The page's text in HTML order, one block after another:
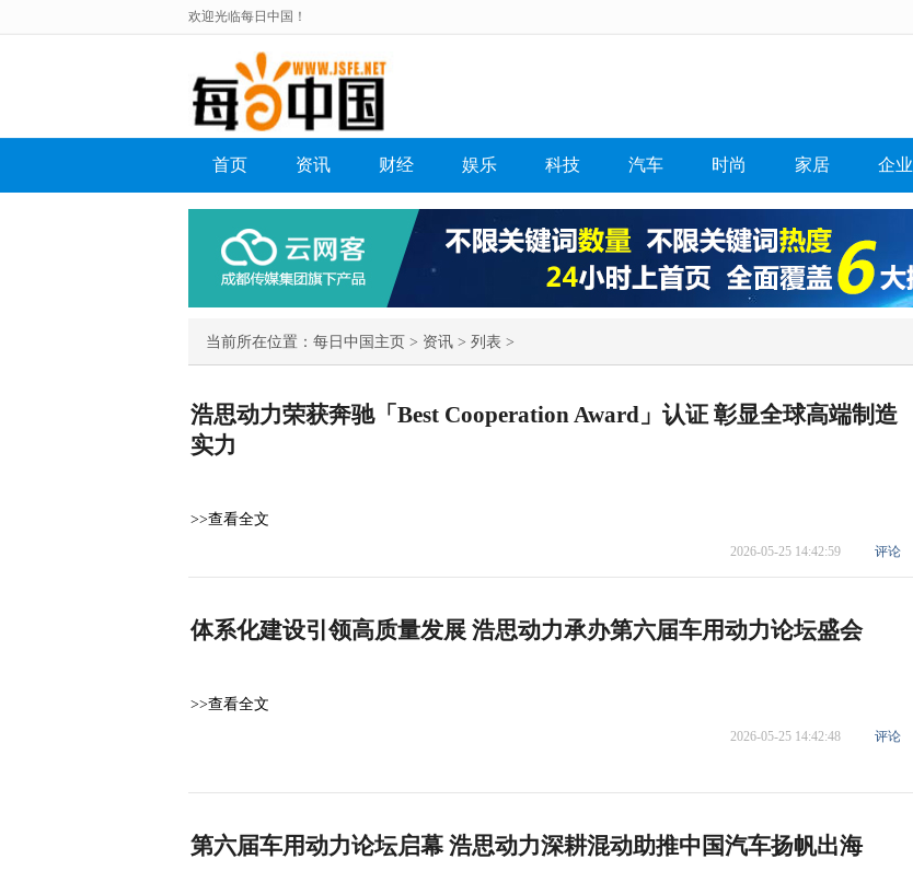
欢迎光临每日中国！
首页 资讯 财经 娱乐 科技 汽车 时尚 家居 企业
当前所在位置： 每日中国主页 > 资讯 > 列表 >
浩思动力荣获奔驰「Best Cooperation Award」认证 彰显全球高端制造
实力
>>查看全文
2026-05-25 14:42:59 评论
体系化建设引领高质量发展 浩思动力承办第六届车用动力论坛盛会
>>查看全文
2026-05-25 14:42:48 评论
第六届车用动力论坛启幕 浩思动力深耕混动助推中国汽车扬帆出海